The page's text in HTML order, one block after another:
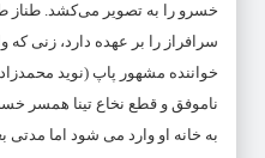
خسرو را به تصویر می‌کشد. طناز
سرافراز را بر عهده دارد، زنی که
خواننده مشهور پاپ (نوید
ناموفق و قطع نخاع تینا همسر
به خانه او وارد می شود اما مدتی